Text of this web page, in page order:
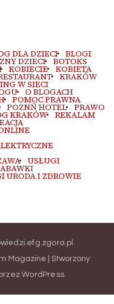
DLA DZIECI BLOGI
DZIECI BOTOKS
KOBIECIE KOBIETA
KRAKÓW
W SIECI
O BLOGACH
POMOC PRAWNA
POZNŃ HOTEL PRAWO
KRAKÓW REKALAM
USŁUGI
URODA I ZDROWIE
.
Magazine | Stworzony
WordPress.